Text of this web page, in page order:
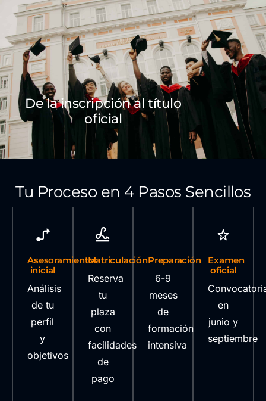
De la inscripción al título
oficial
Tu Proceso en 4 Pasos Sencillos
Asesoramiento
inicial
Análisis
de tu
perfil
y
objetivos
Matriculación
Reserva
tu
plaza
con
facilidades
de
pago
Preparación
6-9
meses
de
formación
intensiva
Examen
oficial
en
junio y
septiembre